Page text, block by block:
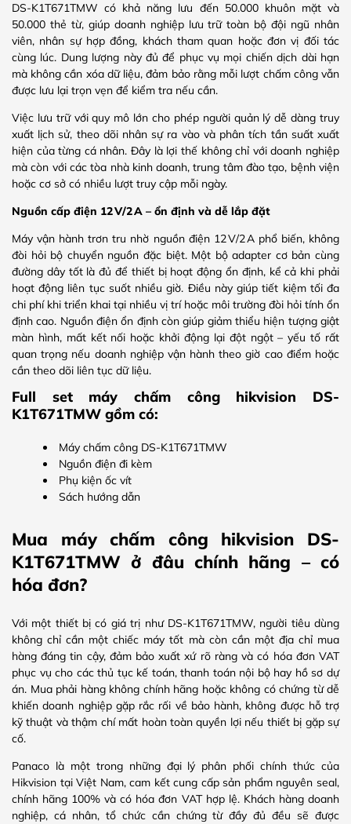
DS-K1T671TMW có khả năng lưu đến 50.000 khuôn mặt và
50.000 thẻ từ, giúp doanh nghiệp lưu trữ toàn bộ đội ngũ nhân
viên, nhân sự hợp đồng, khách tham quan hoặc đơn vị đối tác
cùng lúc. Dung lượng này đủ để phục vụ mọi chiến dịch dài hạn
mà không cần xóa dữ liệu, đảm bảo rằng mỗi lượt chấm công vẫn
được lưu lại trọn vẹn để kiểm tra nếu cần.
Việc lưu trữ với quy mô lớn cho phép người quản lý dễ dàng truy
xuất lịch sử, theo dõi nhân sự ra vào và phân tích tần suất xuất
hiện của từng cá nhân. Đây là lợi thế không chỉ với doanh nghiệp
mà còn với các tòa nhà kinh doanh, trung tâm đào tạo, bệnh viện
hoặc cơ sở có nhiều lượt truy cập mỗi ngày.
Nguồn cấp điện 12 V/2 A – ổn định và dễ lắp đặt
Máy vận hành trơn tru nhờ nguồn điện 12 V/2 A phổ biến, không
đòi hỏi bộ chuyển nguồn đặc biệt. Một bộ adapter cơ bản cùng
đường dây tốt là đủ để thiết bị hoạt động ổn định, kể cả khi phải
hoạt động liên tục suốt nhiều giờ. Điều này giúp tiết kiệm tối đa
chi phí khi triển khai tại nhiều vị trí hoặc môi trường đòi hỏi tính ổn
định cao. Nguồn điện ổn định còn giúp giảm thiểu hiện tượng giật
màn hình, mất kết nối hoặc khởi động lại đột ngột – yếu tố rất
quan trọng nếu doanh nghiệp vận hành theo giờ cao điểm hoặc
cần theo dõi liên tục dữ liệu.
Full set máy chấm công hikvision DS-
K1T671TMW gồm có:
Máy chấm công DS-K1T671TMW
Nguồn điện đi kèm
Phụ kiện ốc vít
Sách hướng dẫn
Mua máy chấm công hikvision DS-
K1T671TMW ở đâu chính hãng – có
hóa đơn?
Với một thiết bị có giá trị như DS-K1T671TMW, người tiêu dùng
không chỉ cần một chiếc máy tốt mà còn cần một địa chỉ mua
hàng đáng tin cậy, đảm bảo xuất xứ rõ ràng và có hóa đơn VAT
phục vụ cho các thủ tục kế toán, thanh toán nội bộ hay hồ sơ dự
án. Mua phải hàng không chính hãng hoặc không có chứng từ dễ
khiến doanh nghiệp gặp rắc rối về bảo hành, không được hỗ trợ
kỹ thuật và thậm chí mất hoàn toàn quyền lợi nếu thiết bị gặp sự
cố.
Panaco là một trong những đại lý phân phối chính thức của
Hikvision tại Việt Nam, cam kết cung cấp sản phẩm nguyên seal,
chính hãng 100% và có hóa đơn VAT hợp lệ. Khách hàng doanh
nghiệp, cá nhân, tổ chức cần chứng từ đầy đủ đều sẽ được